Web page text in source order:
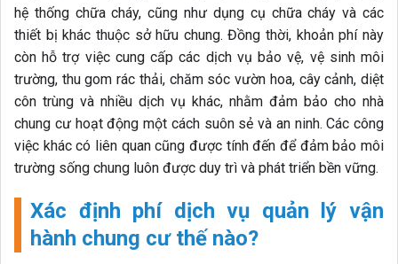
hệ thống chữa cháy, cũng như dụng cụ chữa cháy và các
thiết bị khác thuộc sở hữu chung. Đồng thời, khoản phí này
còn hỗ trợ việc cung cấp các dịch vụ bảo vệ, vệ sinh môi
trường, thu gom rác thải, chăm sóc vườn hoa, cây cảnh, diệt
côn trùng và nhiều dịch vụ khác, nhằm đảm bảo cho nhà
chung cư hoạt động một cách suôn sẻ và an ninh. Các công
việc khác có liên quan cũng được tính đến để đảm bảo môi
trường sống chung luôn được duy trì và phát triển bền vững.
Xác định phí dịch vụ quản lý vận
hành chung cư thế nào?